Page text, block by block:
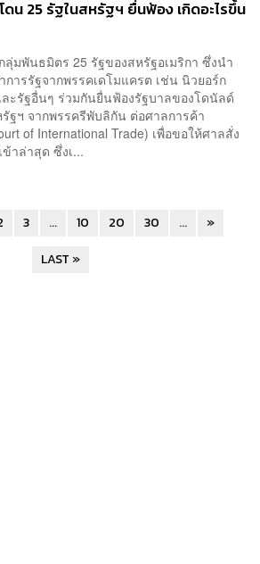
ดน 25 รัฐในสหรัฐฯ ยื่นฟ้อง เกิดอะไรขึ้น
ลุ่มพันธมิตร 25 รัฐของสหรัฐอเมริกา ซึ่งนำ
การรัฐจากพรรคเดโมแครต เช่น นิวยอร์ก
ะรัฐอื่นๆ ร่วมกันยื่นฟ้องรัฐบาลของโดนัลด์
ฐฯ จากพรรครีพับลิกัน ต่อศาลการค้า
of International Trade) เพื่อขอให้ศาลสั่ง
าล่าสุด ซึ่งเ...
3 ... 10 20 30 ...
»
LAST »